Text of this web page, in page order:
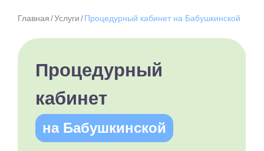
Главная Услуги Процедурный кабинет на Бабушкинской
Процедурный
кабинет
на Бабушкинской